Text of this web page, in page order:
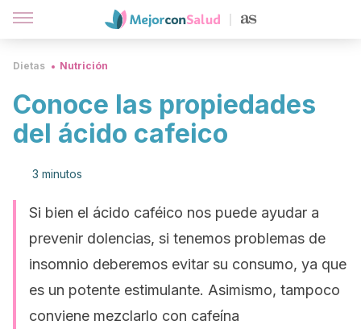
Dietas Nutrición
Conoce las propiedades
del ácido cafeico
3 minutos
Si bien el ácido caféico nos puede ayudar a
prevenir dolencias, si tenemos problemas de
insomnio deberemos evitar su consumo, ya que
es un potente estimulante. Asimismo, tampoco
conviene mezclarlo con cafeína